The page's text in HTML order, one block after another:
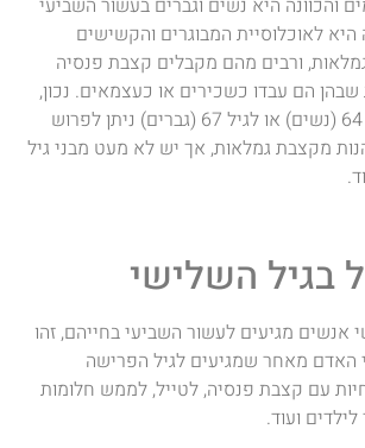
והכוונה היא נשים וגברים בעשור השביעי
היא לאוכלוסיית המבוגרים והקשישים
ורבים מהם מקבלים קצבת פנסיה
הם עבדו כשכירים או כעצמאים. נכון,
כאשר מגיעים לגיל 64 (נשים) או לגיל 67 (גברים) ניתן לפרוש
מקצבת גמלאות, אך יש לא מעט מבני גיל
בגיל השלישי
אנשים מגיעים לעשור השביעי בחייהם, זהו
האדם מאחר שמגיעים לגיל הפרישה
עם קצבת פנסיה, לטייל, לממש חלומות
ועוד.